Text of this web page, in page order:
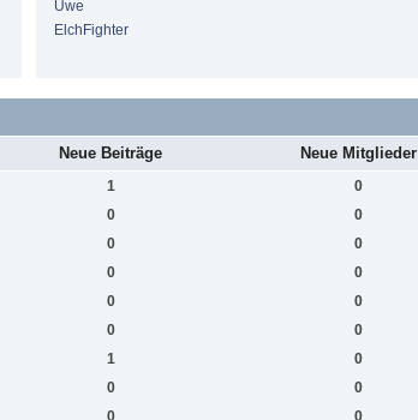
Uwe
ElchFighter
Neue Beiträge Neue Mitglieder
1 0
0 0
0 0
0 0
0 0
0 0
1 0
0 0
0 0